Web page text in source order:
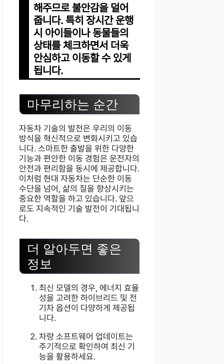
해주므로 불안감을 덜어
줍니다. 특히 장시간 운행
시 아이들이나 동물들의
상태를 체크하면서 더욱
안심하고 이동할 수 있게
됩니다.
마무리하는 순간
자동차 기술의 발전은 우리의 이동
방식을 혁신적으로 변화시키고 있습
니다. 스마트한 출발을 위한 다양한
기능과 편안한 이동 경험은 운전자의
안전과 편리함을 동시에 제공합니다.
이처럼 현대 자동차는 단순한 이동
수단을 넘어, 삶의 질을 향상시키는
중요한 역할을 하고 있습니다. 앞으
로도 지속적인 기술 발전이 기대됩니
다.
더 알아두면 좋은
정보
최신 모델의 경우, 에너지 효율
성을 고려한 하이브리드 및 전
기차 옵션이 다양하게 제공됩
니다.
차량 소프트웨어 업데이트는
주기적으로 확인하여 최신 기
능을 활용하세요.